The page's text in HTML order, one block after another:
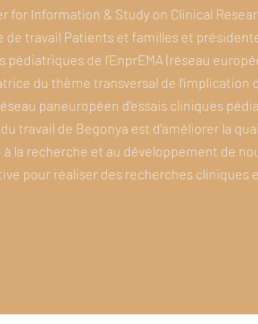
for Information & Study on Clinical
de travail Patients et familles et
pédiatriques de l'EnprEMA (réseau
du thème transversal de l'implication
paneuropéen d'essais cliniques
travail de Begonya est d'améliorer la
la recherche et au développement de
pour réaliser des recherches cliniques